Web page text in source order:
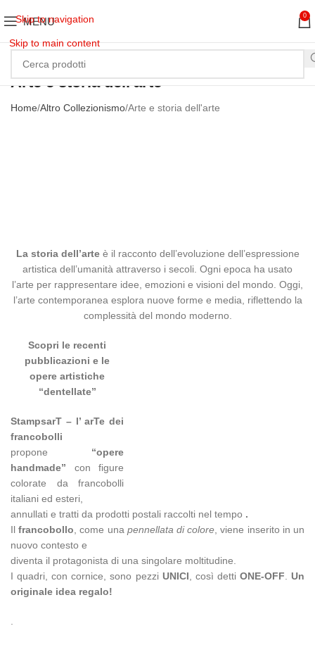
Skip to navigation
Skip to main content
MENU 0
Arte e storia dell'arte
Home Altro Collezionismo Arte e storia dell'arte
La storia dell’arteè il racconto dell’evoluzione dell’espressione
artistica dell’umanità attraverso i secoli. Ogni epoca ha usato
l’arte per rappresentare idee, emozioni e visioni del mondo. Oggi,
l’arte contemporanea esplora nuove forme e media, riflettendo la
complessità del mondo moderno.
Scopri le recenti
pubblicazioni e le
opere artistiche
“dentellate”
StampsarT – l’ arTe dei
francobolli
propone “opere
handmade” con figure
colorate da francobolli
italiani ed esteri,
annullati e tratti da prodotti postali raccolti nel tempo .
Ilfrancobollo , come una pennellata di colore , viene inserito in un
nuovo contesto e
diventa il protagonista di una singolare moltitudine.
I quadri, con cornice, sono pezzi UNICI , così dettiONE-OFF
Un
originale idea regalo!